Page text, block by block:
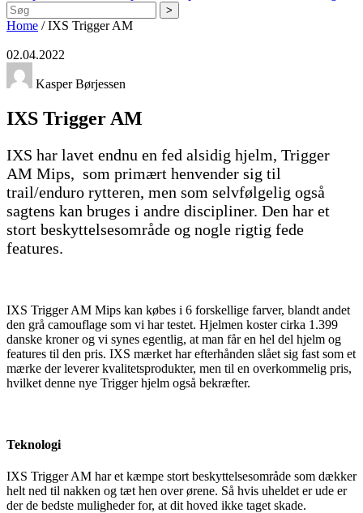
Søg
Home /IXS Trigger AM
02.04.2022
Kasper Børjessen
IXS Trigger AM
IXS har lavet endnu en fed alsidig hjelm, Trigger
AM Mips, som primært henvender sig til
trail/enduro rytteren, men som selvfølgelig også
sagtens kan bruges i andre discipliner. Den har et
stort beskyttelsesområde og nogle rigtig fede
features.
IXS Trigger AM Mips kan købes i 6 forskellige farver, blandt andet
den grå camouflage som vi har testet. Hjelmen koster cirka 1.399
danske kroner og vi synes egentlig, at man får en hel del hjelm og
features til den pris. IXS mærket har efterhånden slået sig fast som et
mærke der leverer kvalitetsprodukter, men til en overkommelig pris,
hvilket denne nye Trigger hjelm også bekræfter.
Teknologi
IXS Trigger AM har et kæmpe stort beskyttelsesområde som dækker
helt ned til nakken og tæt hen over ørene. Så hvis uheldet er ude er
der de bedste muligheder for, at dit hoved ikke taget skade.